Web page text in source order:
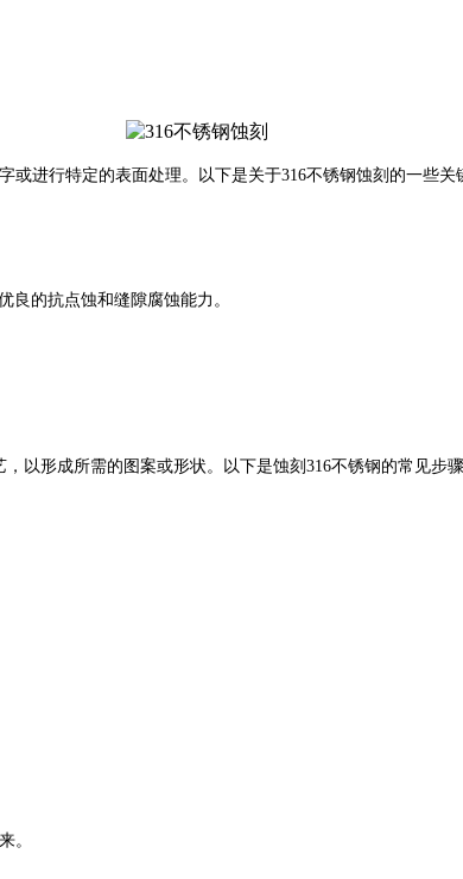
或进行特定的表面处理。以下是关于316不锈钢蚀刻的一些关
良的抗点蚀和缝隙腐蚀能力。
以形成所需的图案或形状。以下是蚀刻 316不锈钢的常见步
。